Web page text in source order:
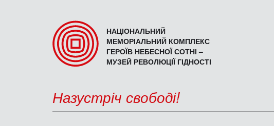
НАЦІОНАЛЬНИЙ
МЕМОРІАЛЬНИЙ КОМПЛЕКС
ГЕРОЇВ НЕБЕСНОЇ СОТНІ –
МУЗЕЙ РЕВОЛЮЦІЇ ГІДНОСТІ
Назустріч свободі!